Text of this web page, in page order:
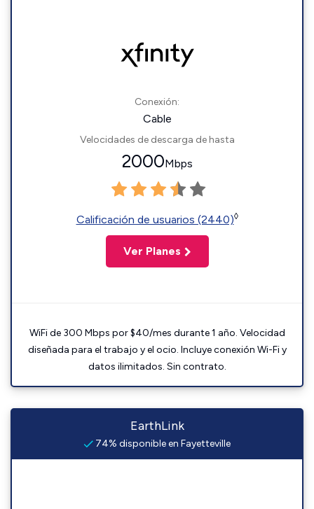
Conexión:
Cable
Velocidades de descarga de hasta
2000Mbps
Calificación de usuarios (2440)◊
Ver Planes
WiFi de 300 Mbps por $40/mes durante 1 año. Velocidad
diseñada para el trabajo y el ocio. Incluye conexión Wi-Fi y
datos ilimitados. Sin contrato.
EarthLink
74% disponible en Fayetteville